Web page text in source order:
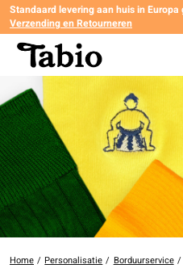
Standaard levering aan huis in
Verzending en Retourneren
Home / Personalisatie / Borduurservice /